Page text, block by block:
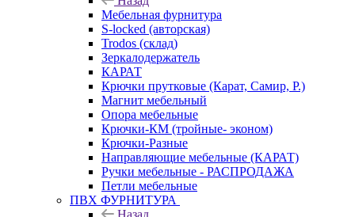
Мебельная фурнитура
S-locked (авторская)
Trodos (склад)
Зеркалодержатель
КАРАТ
Крючки прутковые (Карат, Самир, Р.)
Магнит мебельный
Опора мебельные
Крючки-КМ (тройные- эконом)
Крючки-Разные
Направляющие мебельные (КАРАТ)
Ручки мебельные - РАСПРОДАЖА
Петли мебельные
ПВХ ФУРНИТУРА
Назад